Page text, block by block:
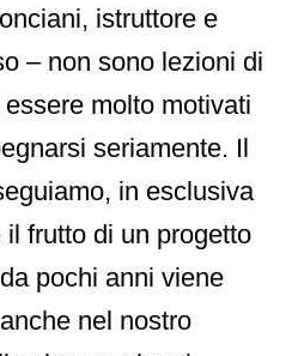
istruttore e
– non sono lezioni di
molto motivati
seriamente. Il
in esclusiva
il frutto di un progetto
pochi anni viene
nel nostro